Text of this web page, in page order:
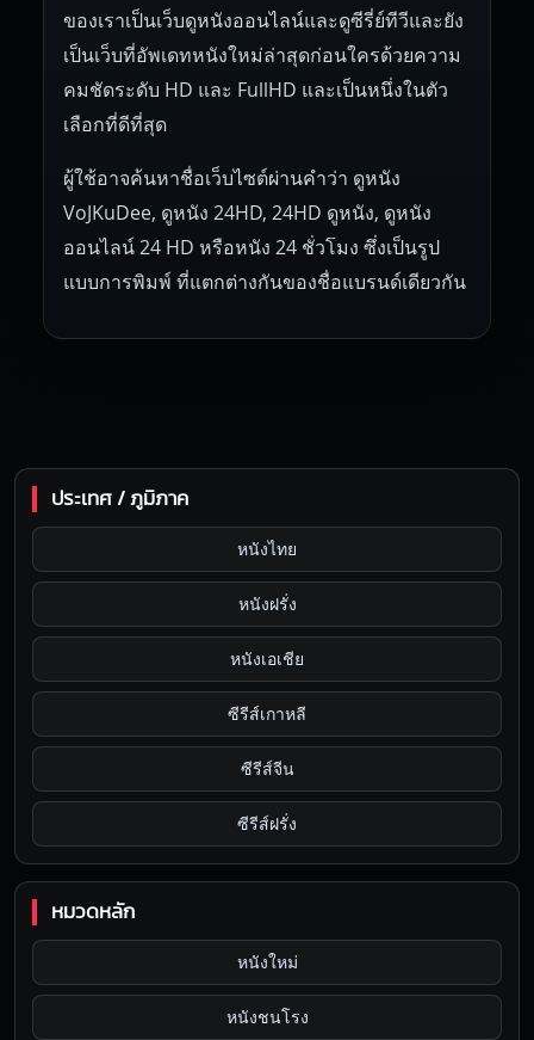
ของเราเป็นเว็บดูหนังออนไลน์และดูซีรี่ย์ทีวีและยัง
เป็นเว็บที่อัพเดทหนังใหม่ล่าสุดก่อนใครด้วยความ
คมชัดระดับ HD และ FullHD และเป็นหนึ่งในตัว
เลือกที่ดีที่สุด
ผู้ใช้อาจค้นหาชื่อเว็บไซต์ผ่านคำว่า ดูหนัง
VoJKuDee, ดูหนัง 24HD, 24HD ดูหนัง, ดูหนัง
ออนไลน์ 24 HD หรือหนัง 24 ชั่วโมง ซึ่งเป็นรูป
แบบการพิมพ์ ที่แตกต่างกันของชื่อแบรนด์เดียวกัน
ประเทศ / ภูมิภาค
หนังไทย
หนังฝรั่ง
หนังเอเชีย
ซีรีส์เกาหลี
ซีรีส์จีน
ซีรีส์ฝรั่ง
หมวดหลัก
หนังใหม่
หนังชนโรง